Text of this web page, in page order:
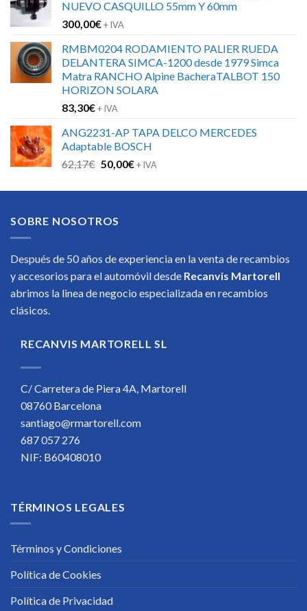
NUEVO CASQUILLO 55mm Y 60mm
300,00€+ IVA
RMBM0204 RODAMIENTO PALIER RUEDA
DELANTERA SIMCA-1200 desde 1979 Simca
Matra RANCHO Alpine BacheraTALBOT 150
HORIZON SOLARA
83,30€+ IVA
ANG2231-AP TAPA DELCO MERCEDES
Adaptable BOSCH
62,17€ El
original
62,17€.
50,00€El
actual
+ IVA
SOBRE NOSOTROS
Después de 50 años de experiencia en la venta de recambios
y accesorios para el automóvil desde Recanvis Martorell
abrimos la linea de negocio especializada en recambios
clásicos.
RECANVIS MARTORELL SL
C/ Carretera de Piera 4A, Martorell
08760 Barcelona
santiago@rmartorell.com
687 057 276
NIF: B60408010
TÉRMINOS LEGALES
Términos y Condiciones
Política de Cookies
Política de Privacidad